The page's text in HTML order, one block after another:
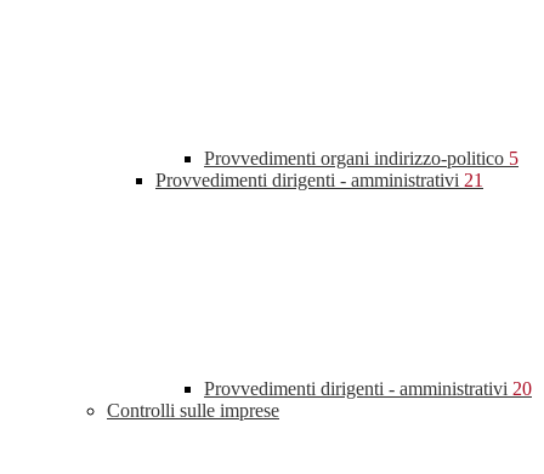
Provvedimenti organi indirizzo-politico 5
Provvedimenti dirigenti - amministrativi 21
Provvedimenti dirigenti - amministrativi 20
Controlli sulle imprese